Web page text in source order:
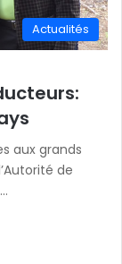
Actualités
aux grands
de